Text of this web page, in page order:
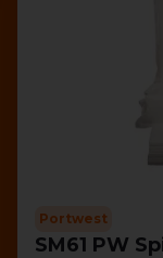
Portwest
SM61 PW